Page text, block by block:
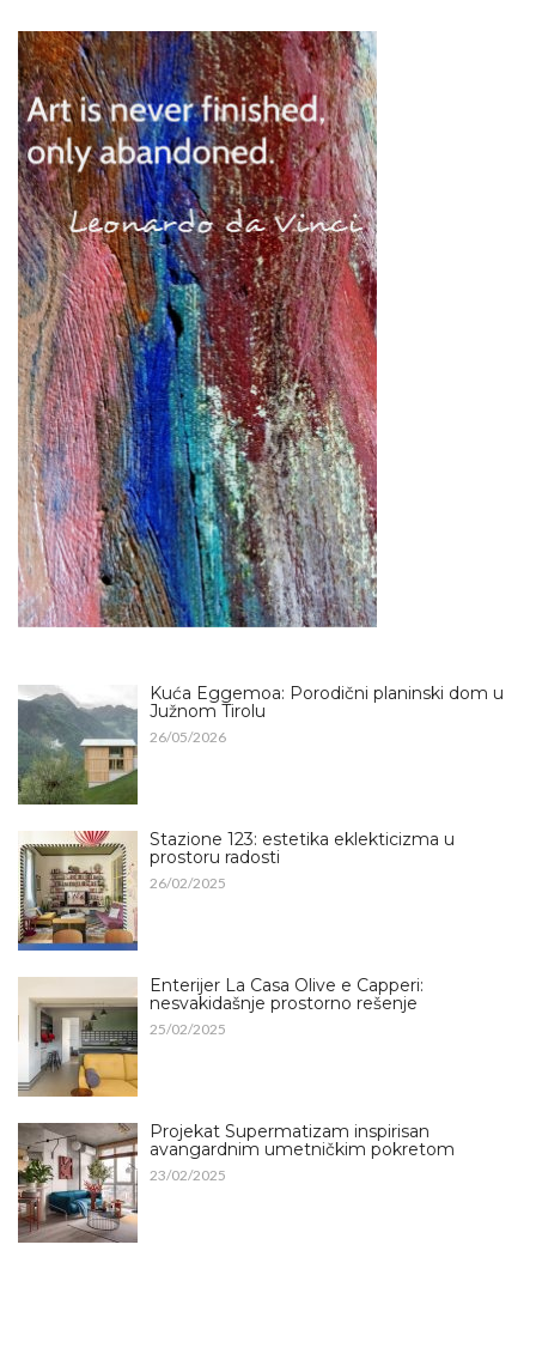
Kuća Eggemoa: Porodični planinski dom u
Južnom Tirolu
26/05/2026
Stazione 123: estetika eklekticizma u
prostoru radosti
26/02/2025
Enterijer La Casa Olive e Capperi:
nesvakidašnje prostorno rešenje
25/02/2025
Projekat Supermatizam inspirisan
avangardnim umetničkim pokretom
23/02/2025